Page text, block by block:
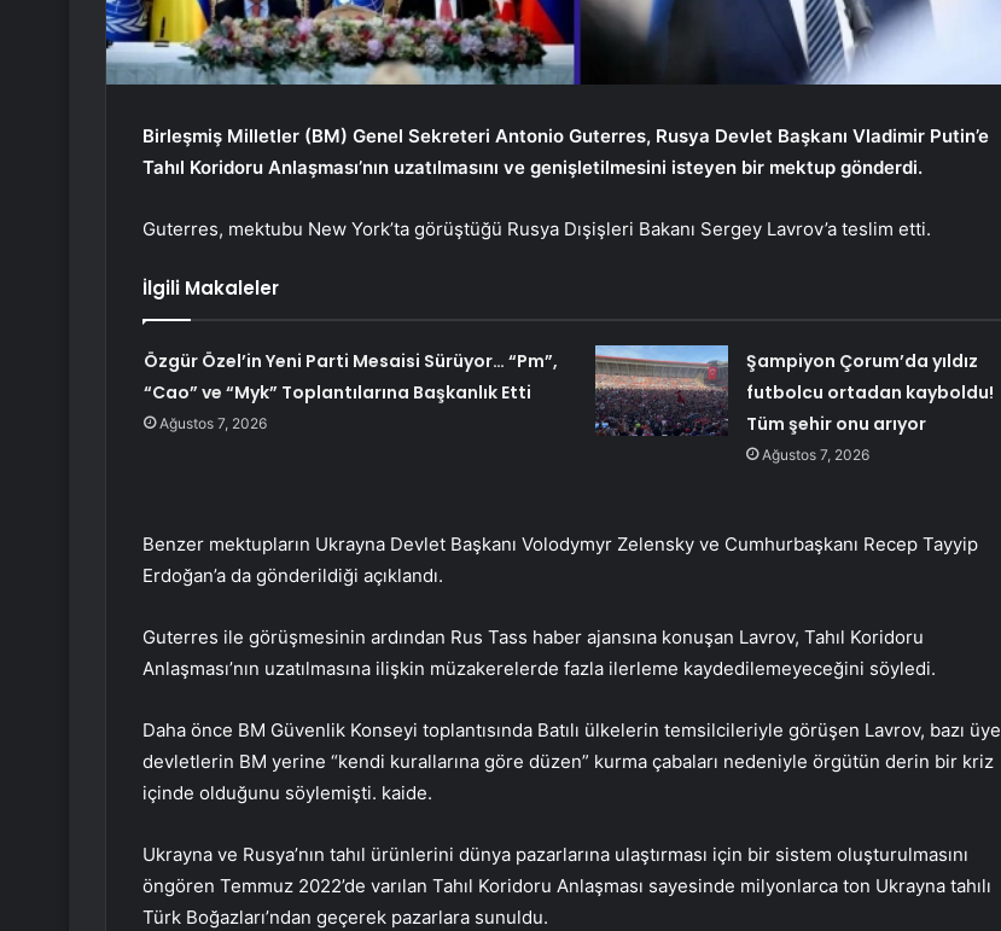
Birleşmiş Milletler (BM) Genel Sekreteri Antonio Guterres, Rusya Devlet Başkanı Vladimir Putin’e
Tahıl Koridoru Anlaşması’nın uzatılmasını ve genişletilmesini isteyen bir mektup gönderdi.
Guterres, mektubu New York’ta görüştüğü Rusya Dışişleri Bakanı Sergey Lavrov’a teslim etti.
İlgili Makaleler
Özgür Özel’in Yeni Parti Mesaisi Sürüyor… “Pm”,
“Cao” ve “Myk” Toplantılarına Başkanlık Etti
Ağustos 7, 2026
Şampiyon Çorum’da yıldız
futbolcu ortadan kayboldu!
Tüm şehir onu arıyor
Ağustos 7, 2026
Benzer mektupların Ukrayna Devlet Başkanı Volodymyr Zelensky ve Cumhurbaşkanı Recep Tayyip
Erdoğan’a da gönderildiği açıklandı.
Guterres ile görüşmesinin ardından Rus Tass haber ajansına konuşan Lavrov, Tahıl Koridoru
Anlaşması’nın uzatılmasına ilişkin müzakerelerde fazla ilerleme kaydedilemeyeceğini söyledi.
Daha önce BM Güvenlik Konseyi toplantısında Batılı ülkelerin temsilcileriyle görüşen Lavrov, bazı üye
devletlerin BM yerine “kendi kurallarına göre düzen” kurma çabaları nedeniyle örgütün derin bir kriz
içinde olduğunu söylemişti. kaide.
Ukrayna ve Rusya’nın tahıl ürünlerini dünya pazarlarına ulaştırması için bir sistem oluşturulmasını
öngören Temmuz 2022’de varılan Tahıl Koridoru Anlaşması sayesinde milyonlarca ton Ukrayna tahılı
Türk Boğazları’ndan geçerek pazarlara sunuldu.